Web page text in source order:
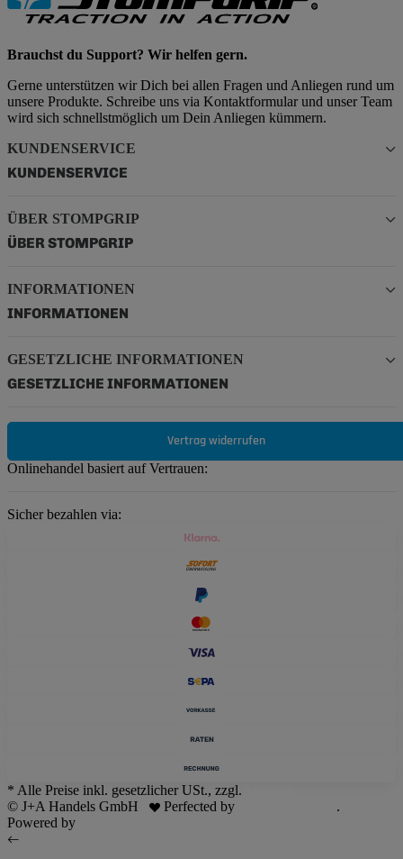
Brauchst du Support? Wir helfen gern.
Gerne unterstützen wir Dich bei allen Fragen und Anliegen rund um
unsere Produkte. Schreibe uns via Kontaktformular und unser Team
wird sich schnellstmöglich um Dein Anliegen kümmern.
KUNDENSERVICE
KUNDENSERVICE
ÜBER STOMPGRIP
ÜBER STOMPGRIP
INFORMATIONEN
INFORMATIONEN
GESETZLICHE INFORMATIONEN
GESETZLICHE INFORMATIONEN
Vertrag widerrufen
Onlinehandel basiert auf Vertrauen:
Sicher bezahlen via:
* Alle Preise inkl. gesetzlicher USt., zzgl.
© J+A Handels GmbH
Perfected by
.
Powered by